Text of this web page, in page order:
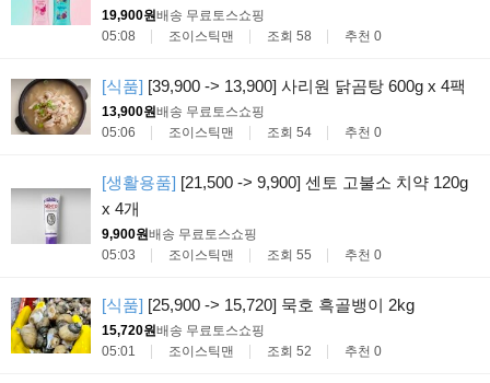
19,900원배송 무료 토스쇼핑
05:08
조이스틱맨 조회 58 추천 0
[식품] [39,900 -> 13,900] 사리원 닭곰탕 600g x 4팩
13,900원배송 무료 토스쇼핑
05:06
조이스틱맨 조회 54 추천 0
[생활용품] [21,500 -> 9,900] 센토 고불소 치약 120g
x 4개
9,900원배송 무료 토스쇼핑
05:03
조이스틱맨 조회 55 추천 0
[식품] [25,900 -> 15,720] 묵호 흑골뱅이 2kg
15,720원배송 무료 토스쇼핑
05:01
조이스틱맨 조회 52 추천 0